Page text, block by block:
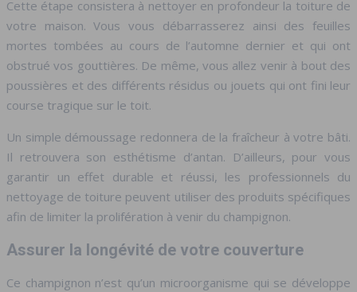
Cette étape consistera à nettoyer en profondeur la toiture de
votre maison. Vous vous débarrasserez ainsi des feuilles
mortes tombées au cours de l’automne dernier et qui ont
obstrué vos gouttières. De même, vous allez venir à bout des
poussières et des différents résidus ou jouets qui ont fini leur
course tragique sur le toit.
Un simple démoussage redonnera de la fraîcheur à votre bâti.
Il retrouvera son esthétisme d’antan. D’ailleurs, pour vous
garantir un effet durable et réussi, les professionnels du
nettoyage de toiture peuvent utiliser des produits spécifiques
afin de limiter la prolifération à venir du champignon.
Assurer la longévité de votre couverture
Ce champignon n’est qu’un microorganisme qui se développe